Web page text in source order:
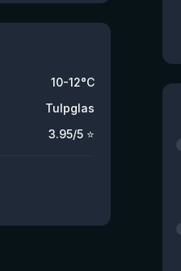
10-12°C
Tulpglas
3.95/5 ⭐